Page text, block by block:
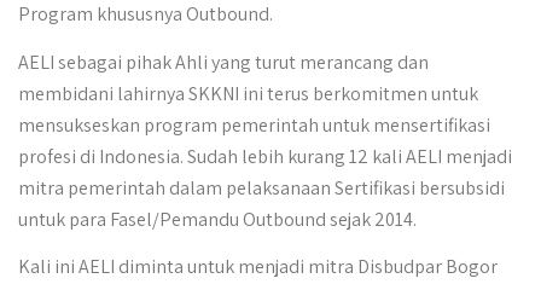
Program khususnya Outbound.
AELI sebagai pihak Ahli yang turut merancang dan
membidani lahirnya SKKNI ini terus berkomitmen untuk
mensukseskan program pemerintah untuk mensertifikasi
profesi di Indonesia. Sudah lebih kurang 12 kali AELI menjadi
mitra pemerintah dalam pelaksanaan Sertifikasi bersubsidi
untuk para Fasel/Pemandu Outbound sejak 2014.
Kali ini AELI diminta untuk menjadi mitra Disbudpar Bogor